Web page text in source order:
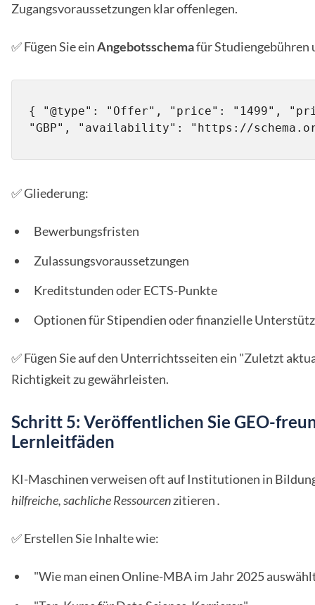
Zugangsvoraussetzungen klar offenlegen.
✅ Fügen Sie einAngebotsschemafür Studiengebühren
{ "@type": "Offer", "price": "1499",
"GBP", "availability": "https://
✅ Gliederung:
Bewerbungsfristen
Zulassungsvoraussetzungen
Kreditstunden oder ECTS-Punkte
Optionen für Stipendien oder finanzielle
✅ Fügen Sie auf den Unterrichtsseiten ein "Zuletzt
Richtigkeit zu gewährleisten.
Schritt 5: Veröffentlichen Sie GEO-
Lernleitfäden
KI-Maschinen verweisen oft auf Institutionen in
hilfreiche, sachliche Ressourcenzitieren.
✅ Erstellen Sie Inhalte wie:
"Wie man einen Online-MBA im Jahr 2025